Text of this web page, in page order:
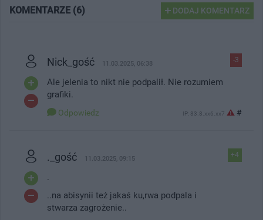
KOMENTARZE (6) DODAJ KOMENTARZ
-3
Nick_gość 11.03.2025, 06:38
Ale jelenia to nikt nie podpalił. Nie rozumiem
grafiki.
Odpowiedz IP: 83.8.xx6.xx7 #
+4
._gość 11.03.2025, 09:15
.
..na abisynii też jakaś ku,rwa podpala i
stwarza zagrożenie..